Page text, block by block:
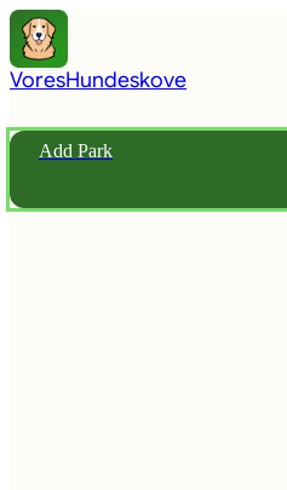
VoresHundeskove
Add Park